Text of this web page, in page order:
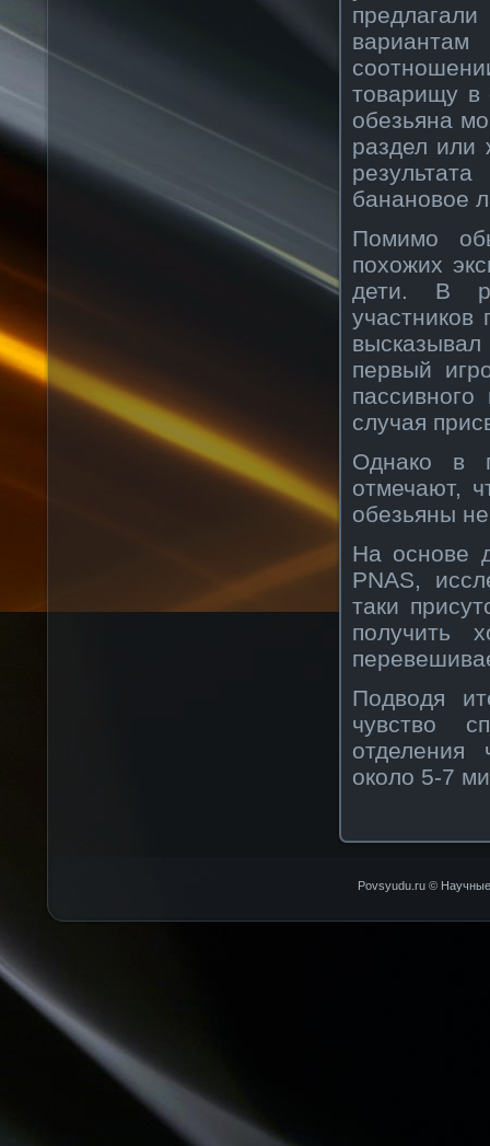
товарищу в
обезьяна
раздел или
банановое
Помимо
похожих
дети. В
первый
случая
Однако в
отмечают,
обезьяны
На основе
PNAS,
таки
получить
Подводя
чувство
отделения
около 5-7
Povsyudu.ru © Научные